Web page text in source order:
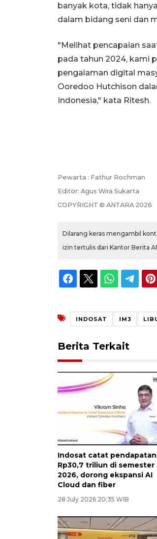
banyak kota, tidak
dalam bidang seni dan
"Melihat pencapaian
pada tahun 2024, kami
pengalaman digital
Ooredoo Hutchison
Indonesia," kata Ritesh.
Pewarta : Fathur Rochman
Editor: Agus Wira Sukarta
COPYRIGHT © ANTARA 2026
Dilarang keras mengambil
izin tertulis dari Kantor Berita
INDOSAT IM3
Berita Terkait
Indosat catat pendapatan
Rp30,7 triliun di semester
2026, dorong ekspansi AI
Cloud dan fiber
28 July 2026 20:35 WIB